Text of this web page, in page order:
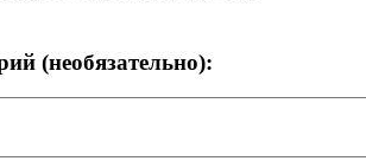
(необязательно):